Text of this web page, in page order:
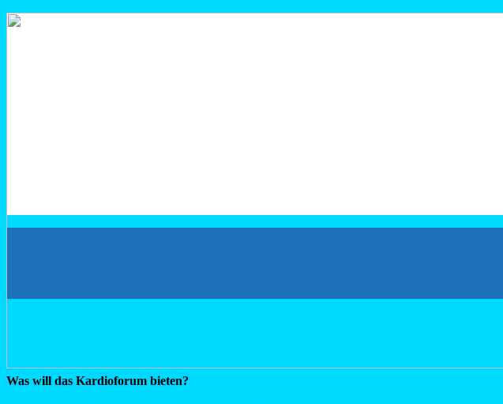
Was will das Kardioforum bieten?